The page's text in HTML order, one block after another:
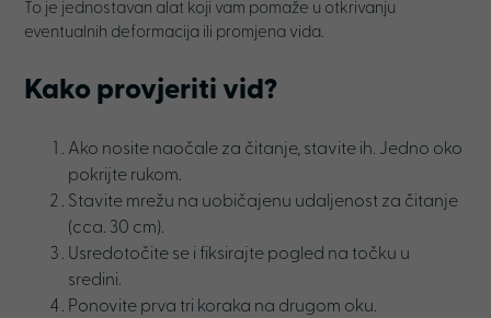
To je jednostavan alat koji vam pomaže u otkrivanju
eventualnih deformacija ili promjena vida.
Kako provjeriti vid?
Ako nosite naočale za čitanje, stavite ih. Jedno oko
pokrijte rukom.
Stavite mrežu na uobičajenu udaljenost za čitanje
(cca. 30 cm).
Usredotočite se i fiksirajte pogled na točku u
sredini.
Ponovite prva tri koraka na drugom oku.